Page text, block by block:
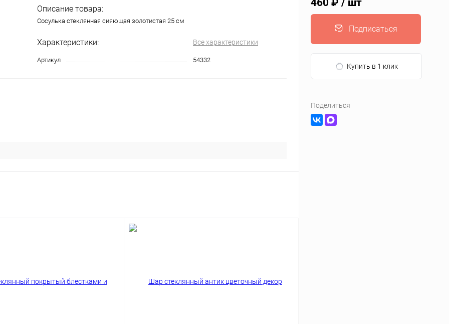
Описание товара:
Сосулька стеклянная сияющая золотистая 25 см
Характеристики: Все характеристики
Артикул 54332
460 ₽ / шт
Подписаться
Купить в 1 клик
Поделиться